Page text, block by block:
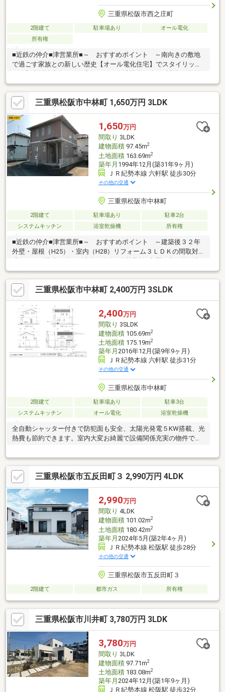
三重県松阪市西之庄町
2階建て 駐車場あり
オール電化
所有権
■近鉄の仲介■津営業所■～ おすすめポイント ～南向きの敷地
で過ごす家族との新しい歴史【オール電化住宅】でスタイリッシ
津営業所■南向きの陽だまりが家族の時間をやさしく包む、積水
ハウスのリフォーム済み邸宅。オール電化で暮らしは洗練され、
日々が心地よい新しい習慣に変わる。駐車1台、徒歩圏にドラッグ
ストアや内科・歯科が揃い安心の生活導線。子どもと紡ぐ未来の
記憶を、この家で始める。
三重県松阪市中林町 1,650万円 3LDK
1,650万円
間取り 3LDK
建物面積97.45m2
土地面積163.69m2
築年月 1994年12月(築31年9ヶ月)
ＪＲ紀勢本線 六軒駅 徒歩30分
その他の交通
三重県松阪市中林町
2階建て 駐車場あり
駐車2台
システムキッチン
浴室乾燥機 所有権
■近鉄の仲介■津営業所■～ おすすめポイント ～建築後３２年
外壁・屋根（H25）・室内（H28）リフォーム３ＬＤＫの間取対面
む、家族の時間を上品に育む住まい。 3LDK・対面式キッチン
で、朝の静けさと夕の団らんが日常になる。 駐車2台可、徒歩圏
に買物・医療が揃い、安心とゆとりが未来を彩る。
三重県松阪市中林町 2,400万円 3SLDK
2,400万円
間取り 3SLDK
建物面積105.69m2
土地面積175.19m2
築年月 2016年12月(築9年9ヶ月)
ＪＲ紀勢本線 六軒駅 徒歩31分
その他の交通
三重県松阪市中林町
2階建て 駐車場あり
駐車3台
システムキッチン
オール電化 浴室乾燥機
全自動シャッター付きで防犯面も安全、太陽光発電５KW搭載、光
熱費も節約できます。室内大変お綺麗で設備関係充実の物件で
三重県松阪市五反田町３ 2,990万円 4LDK
2,990万円
間取り 4LDK
建物面積101.02m2
土地面積180.42m2
築年月 2024年5月(築2年4ヶ月)
ＪＲ紀勢本線 松阪駅 徒歩28分
その他の交通
三重県松阪市五反田町３
2階建て 都市ガス 所有権
三重県松阪市川井町 3,780万円 3LDK
3,780万円
間取り 3LDK
建物面積97.71m2
土地面積183.08m2
築年月 2024年12月(築1年9ヶ月)
ＪＲ紀勢本線 松阪駅 徒歩32分